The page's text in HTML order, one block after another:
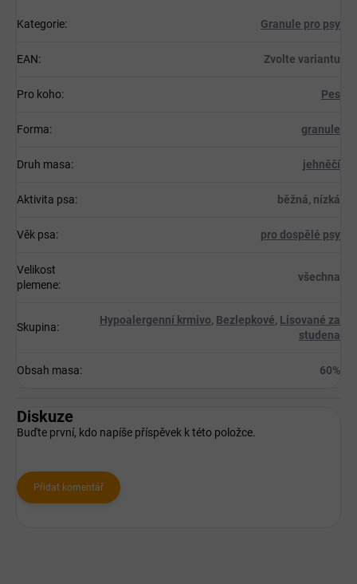
Kategorie: Granule pro psy
EAN: Zvolte variantu
Pro koho: Pes
Forma: granule
Druh masa: jehněčí
Aktivita psa: běžná, nízká
Věk psa: pro dospělé psy
Velikost
plemene:
všechna
Skupina:
Hypoalergenní krmivo, Bezlepkové, Lisované za
studena
Obsah masa: 60%
Diskuze
Buďte první, kdo napíše příspěvek k této položce.
Přidat komentář